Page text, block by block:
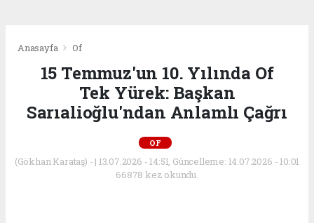
Anasayfa Of
15 Temmuz'un 10. Yılında Of
Tek Yürek: Başkan
Sarıalioğlu'ndan Anlamlı Çağrı
OF
(Gökhan Karataş) - | 13.07.2026 - 14:51, Güncelleme: 14.07.2026 - 10:01
66878 kez okundu.